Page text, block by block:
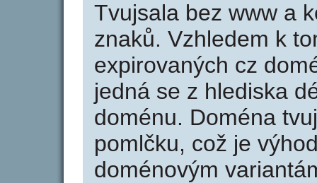
Tvujsala bez www a
znaků. Vzhledem k
expirovaných cz
jedná se z hlediska
doménu. Doména
pomlčku, což je
doménovým